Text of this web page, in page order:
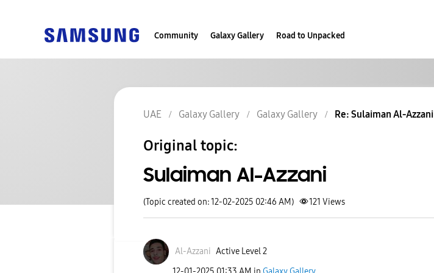
Community Galaxy Gallery Road to Unpacked
UAE Galaxy Gallery Galaxy Gallery Re: Sulaiman Al-Azzani
Original topic:
Sulaiman Al-Azzani
(Topic created on: 12-02-2025 02:46 AM) 121 Views
Al-Azzani Active Level 2